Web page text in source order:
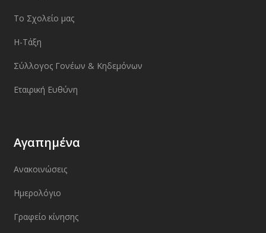
Το Σχολείο μας
Η-Τάξη
Σύλλογος Γονέων & Κηδεμόνων
Εταιρική Ευθύνη
Αγαπημένα
Ανακοινώσεις
Ημερολόγιο
Γραφείο κίνησης